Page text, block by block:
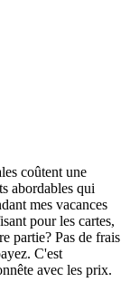
coûtent une
abordables qui
mes vacances
pour les cartes,
partie? Pas de frais
C'est
avec les prix.